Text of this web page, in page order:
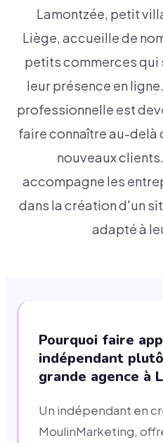
Lamontzée, petit
Liège, accueille de
petits commerces
leur présence en
professionnelle est
faire connaître au-delà
nouveaux
accompagne les
dans la création d'un
adapté à
Pourquoi faire
indépendant
grande agence à
Un indépendant en
MoulinMarketing,